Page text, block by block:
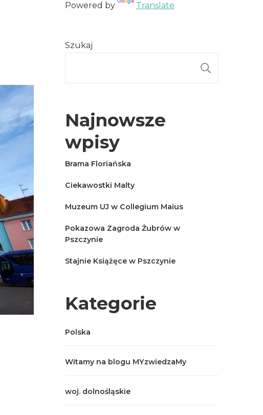
Powered by Translate
Szukaj
Najnowsze
wpisy
Brama Floriańska
Ciekawostki Malty
Muzeum UJ w Collegium Maius
Pokazowa Zagroda Żubrów w
Pszczynie
Stajnie Książęce w Pszczynie
Kategorie
Polska
Witamy na blogu MYzwiedzaMy
woj. dolnośląskie